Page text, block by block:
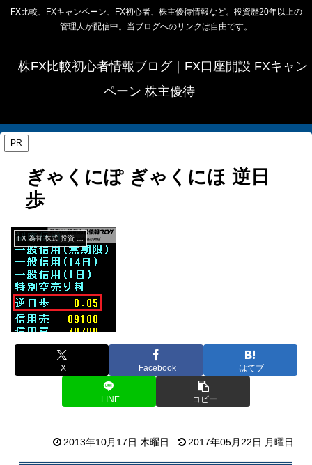
FX比較、FXキャンペーン、FX初心者、株主優待情報など。投資歴20年以上の
管理人が配信中。当ブログへのリンクは自由です。
株FX比較初心者情報ブログ｜FX口座開設 FXキャン
ペーン 株主優待
PR
ぎゃくにぽ ぎゃくにほ 逆日
歩
FX 為替 株式 投資 経済 用語
X Facebook はてブ
LINE コピー
2013年10月17日 木曜日 2017年05月22日 月曜日